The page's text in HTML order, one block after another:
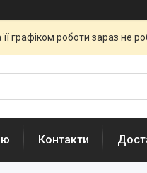
графіком роботи зараз не
Контакти